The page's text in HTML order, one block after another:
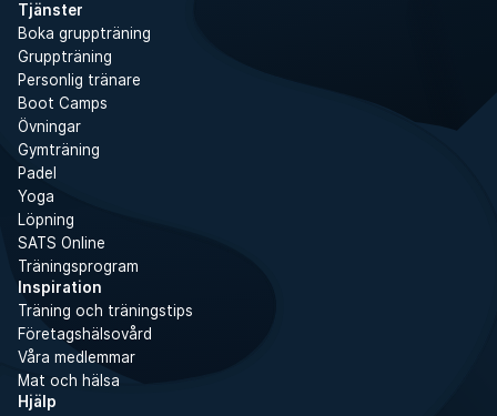
Tjänster
Boka gruppträning
Gruppträning
Personlig tränare
Boot Camps
Övningar
Gymträning
Padel
Yoga
Löpning
SATS Online
Träningsprogram
Inspiration
Träning och träningstips
Företagshälsovård
Våra medlemmar
Mat och hälsa
Hjälp